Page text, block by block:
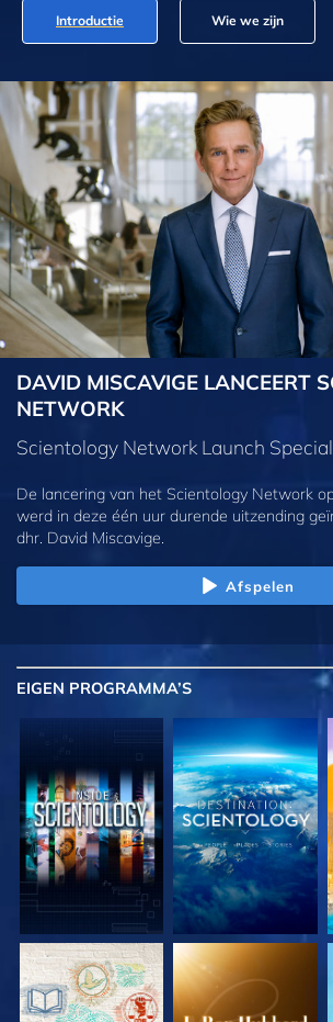
Introductie Wie we zijn
DAVID MISCAVIGE LANCEERT
NETWORK
Scientology Network Launch Special
De lancering van het Scientology Network
werd in deze één uur durende uitzending
dhr. David Miscavige.
Afspelen
EIGEN PROGRAMMA’S
VERKEN DE SERIE VERKEN DE SERIE